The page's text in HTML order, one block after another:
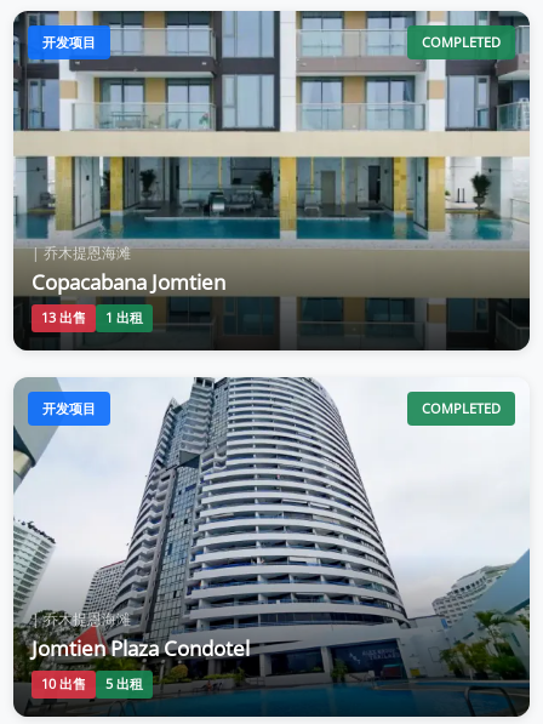
开发项目 COMPLETED
| 乔木提恩海滩
Copacabana Jomtien
13 出售 1 出租
开发项目 COMPLETED
| 乔木提恩海滩
Jomtien Plaza Condotel
10 出售 5 出租